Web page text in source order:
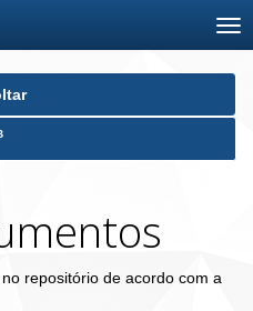
repositório de acordo com a